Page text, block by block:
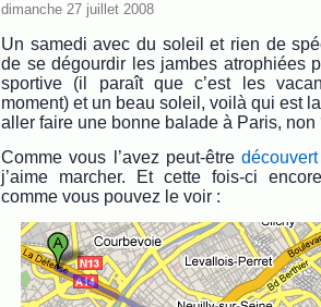
dimanche 27 juillet 2008
Un samedi avec du soleil et rien de
de se dégourdir les jambes atrophiées
sportive (il paraît que c’est les
moment) et un beau soleil, voilà qui est
aller faire une bonne balade à Paris, non
Comme vous l’avez peut-être
j’aime marcher. Et cette fois-ci
comme vous pouvez le voir :